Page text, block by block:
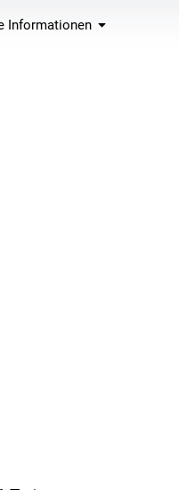
Informationen